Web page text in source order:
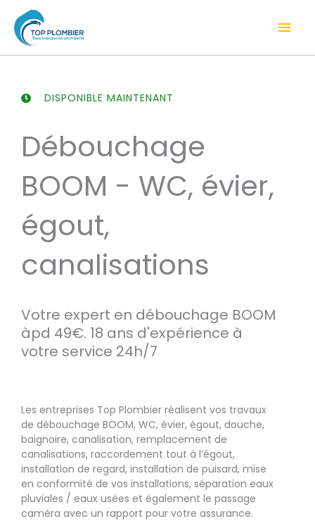
contenu
DISPONIBLE MAINTENANT
Débouchage
BOOM - WC, évier,
égout,
canalisations
Votre expert en débouchage BOOM
àpd 49€. 18 ans d'expérience à
votre service 24h/7
Les entreprises Top Plombier réalisent vos travaux
de débouchage BOOM, WC, évier, égout, douche,
baignoire, canalisation, remplacement de
canalisations, raccordement tout à l’égout,
installation de regard, installation de puisard, mise
en conformité de vos installations, séparation eaux
pluviales / eaux usées et également le passage
caméra avec un rapport pour votre assurance.